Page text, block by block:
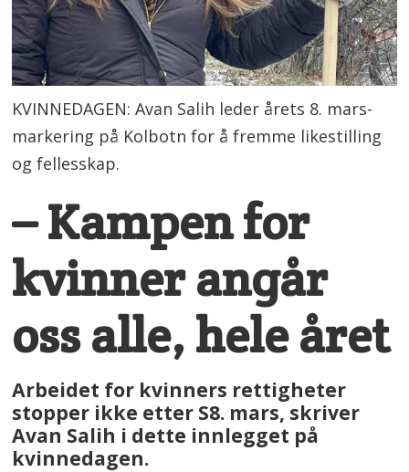
KVINNEDAGEN: Avan Salih leder årets 8. mars-
markering på Kolbotn for å fremme likestilling
og fellesskap.
– Kampen for
kvinner angår
oss alle, hele året
Arbeidet for kvinners rettigheter
stopper ikke etter S8. mars, skriver
Avan Salih i dette innlegget på
kvinnedagen.